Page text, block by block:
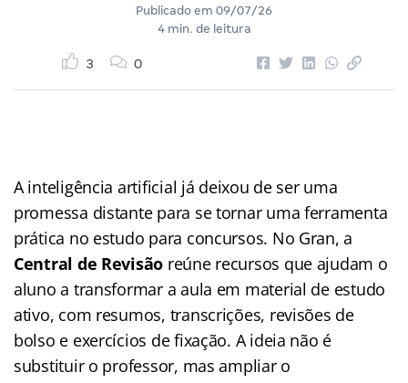
Publicado em 09/07/26
4 min. de leitura
3 0
A inteligência artificial já deixou de ser uma
promessa distante para se tornar uma ferramenta
prática no estudo para concursos. No Gran, a
Central de Revisão reúne recursos que ajudam o
aluno a transformar a aula em material de estudo
ativo, com resumos, transcrições, revisões de
bolso e exercícios de fixação. A ideia não é
substituir o professor, mas ampliar o